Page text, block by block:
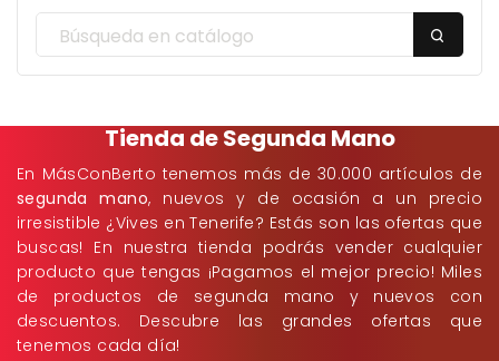
Tienda de Segunda Mano
En MásConBerto tenemos más de 30.000 artículos de
segunda mano, nuevos y de ocasión a un precio
irresistible ¿Vives en Tenerife? Estás son las ofertas que
buscas! En nuestra tienda podrás vender cualquier
producto que tengas ¡Pagamos el mejor precio! Miles
de productos de segunda mano y nuevos con
descuentos. Descubre las grandes ofertas que
tenemos cada día!